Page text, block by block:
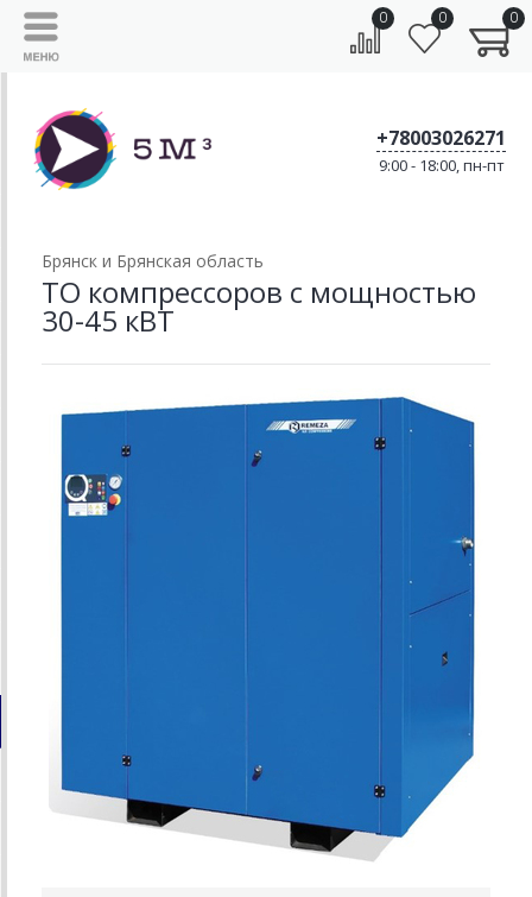
0 0 0
+78003026271
9:00 - 18:00, пн-пт
Брянск и Брянская область
ТО компрессоров с мощностью
30-45 кВТ